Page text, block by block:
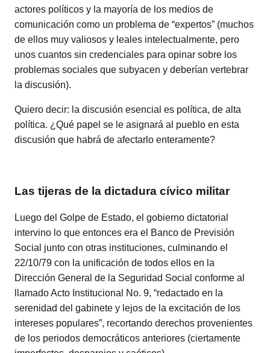
actores políticos y la mayoría de los medios de
comunicación como un problema de “expertos” (muchos
de ellos muy valiosos y leales intelectualmente, pero
unos cuantos sin credenciales para opinar sobre los
problemas sociales que subyacen y deberían vertebrar
la discusión).
Quiero decir: la discusión esencial es política, de alta
política. ¿Qué papel se le asignará al pueblo en esta
discusión que habrá de afectarlo enteramente?
Las tijeras de la dictadura cívico militar
Luego del Golpe de Estado, el gobierno dictatorial
intervino lo que entonces era el Banco de Previsión
Social junto con otras instituciones, culminando el
22/10/79 con la unificación de todos ellos en la
Dirección General de la Seguridad Social conforme al
llamado Acto Institucional No. 9, “redactado en la
serenidad del gabinete y lejos de la excitación de los
intereses populares”, recortando derechos provenientes
de los periodos democráticos anteriores (ciertamente